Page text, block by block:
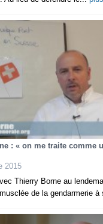
: « on me traite comme
2015
Thierry Borne au
de la gendarmerie à